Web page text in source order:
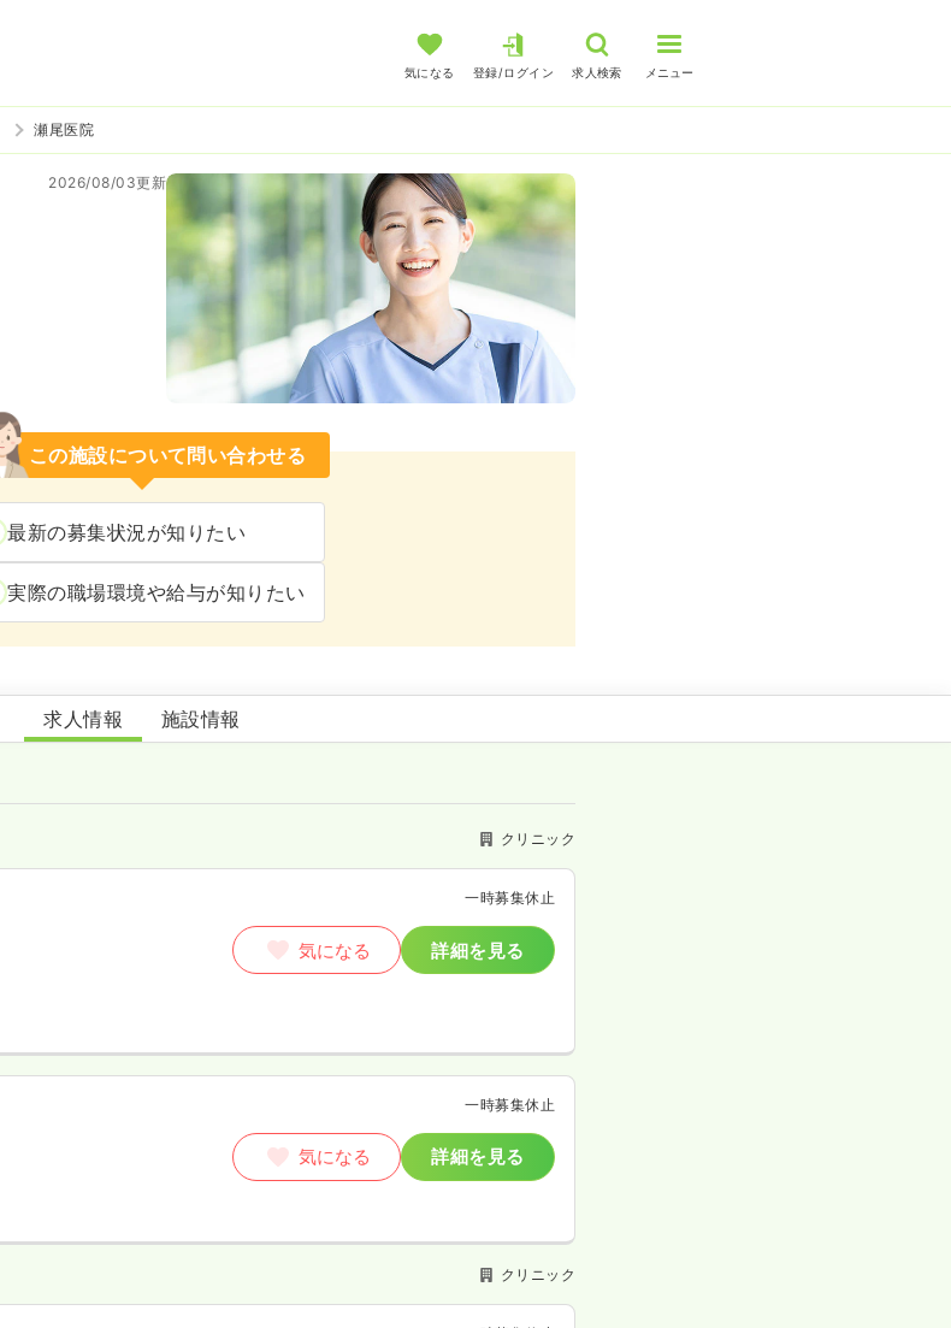
気になる 登録/ログイン 求人検索 メニュー
瀬尾医院
2026/08/03更新
この施設について問い合わせる
最新の募集状況が知りたい
実際の職場環境や給与が知りたい
瀬尾医院
求人情報 施設情報
クリニック
一時募集休止
気になる 詳細を見る
一時募集休止
気になる 詳細を見る
クリニック